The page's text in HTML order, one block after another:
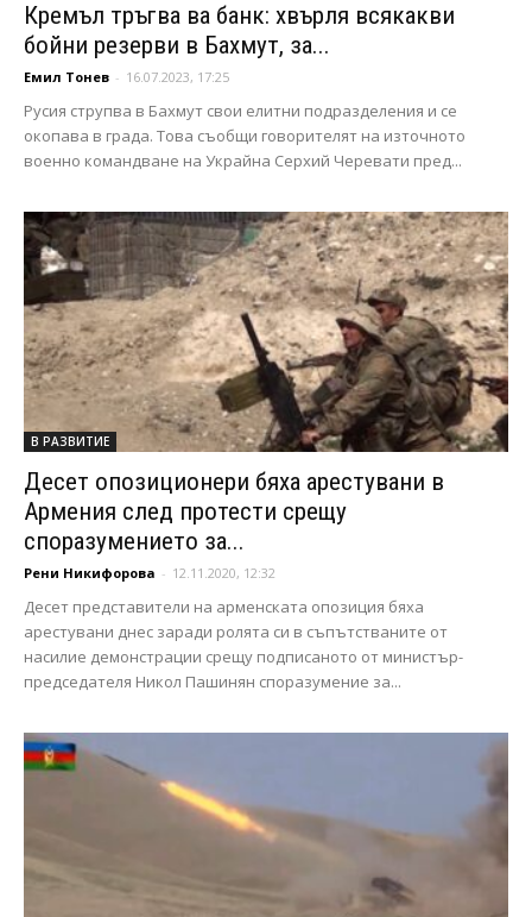
Кремъл тръгва ва банк: хвърля всякакви
бойни резерви в Бахмут, за...
Емил Тонев - 16.07.2023, 17:25
Русия струпва в Бахмут свои елитни подразделения и се
окопава в града. Това съобщи говорителят на източното
военно командване на Украйна Серхий Черевати пред...
В РАЗВИТИЕ
Десет опозиционери бяха арестувани в
Армения след протести срещу
споразумението за...
Рени Никифорова - 12.11.2020, 12:32
Десет представители на арменската опозиция бяха
арестувани днес заради ролята си в съпътстваните от
насилие демонстрации срещу подписаното от министър-
председателя Никол Пашинян споразумение за...